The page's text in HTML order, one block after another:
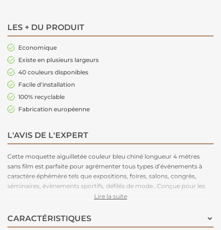
LES + DU PRODUIT
Economique
Existe en plusieurs largeurs
40 couleurs disponibles
Facile d'installation
100% recyclable
Fabrication européenne
L'AVIS DE L'EXPERT
Cette moquette aiguilletée couleur bleu chiné longueur 4 mètres
sans film est parfaite pour agrémenter tous types d’événements à
caractère éphémère tels que expositions, foires, salons, congrès,
séminaires, évènements sportifs, défilés de mode…Conçue pour les
grands volumes de pose, cette moquette est légère à manipuler,
face. Très stable, cette moquette peut être posée en bord à bord ou
en superposé. Parce que le respect de l’environnement est la priorité
Lire la suite
CARACTÉRISTIQUES